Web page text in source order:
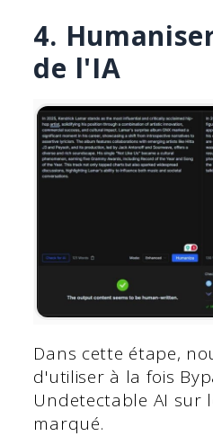
4.
de l'IA
Dans cette étape,
d'utiliser à la fois
Undetectable AI sur
marqué.